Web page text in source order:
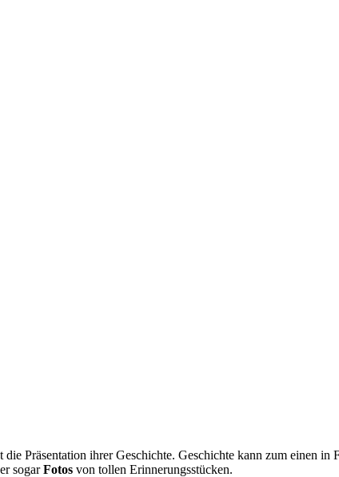
Präsentation ihrer Geschichte. Geschichte kann zum einen in
sogarFotos von tollen Erinnerungsstücken.